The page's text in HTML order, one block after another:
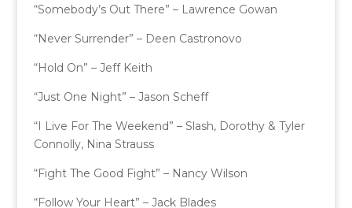
“Somebody’s Out There” – Lawrence Gowan
“Never Surrender” – Deen Castronovo
“Hold On” – Jeff Keith
“Just One Night” – Jason Scheff
“I Live For The Weekend” – Slash, Dorothy & Tyler
Connolly, Nina Strauss
“Fight The Good Fight” – Nancy Wilson
“Follow Your Heart” – Jack Blades